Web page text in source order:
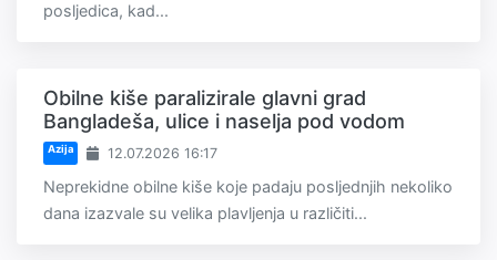
posljedica, kad...
Obilne kiše paralizirale glavni grad
Bangladeša, ulice i naselja pod vodom
Azija 12.07.2026 16:17
Neprekidne obilne kiše koje padaju posljednjih nekoliko
dana izazvale su velika plavljenja u različiti...